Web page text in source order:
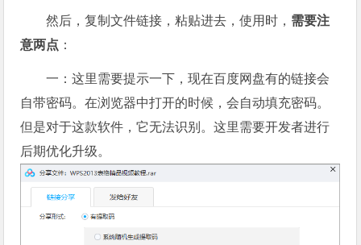
然后，复制文件链接，粘贴进去，使用时， 需要注
意两点 ：
一：这里需要提示一下，现在百度网盘有的链接会
自带密码。在浏览器中打开的时候，会自动填充密码。
但是对于这款软件，它无法识别。这里需要开发者进行
后期优化升级。